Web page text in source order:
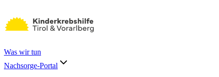
Was wir tun
Nachsorge-Portal